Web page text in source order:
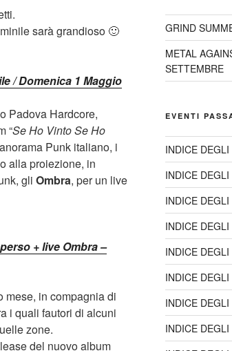
sarà grandioso 🙂
/ Domenica 1 Maggio
Padova Hardcore,
“Se Ho Vinto Se Ho
Punk italiano, i
alla proiezione, in
gli Ombra, per un live
+ live Ombra –
mese, in compagnia di
i quali fautori di alcuni
zone.
del nuovo album
GRIND
METAL
SETTEMBRE
EVENTI
INDICE
INDICE
INDICE
INDICE
INDICE
INDICE
INDICE
INDICE